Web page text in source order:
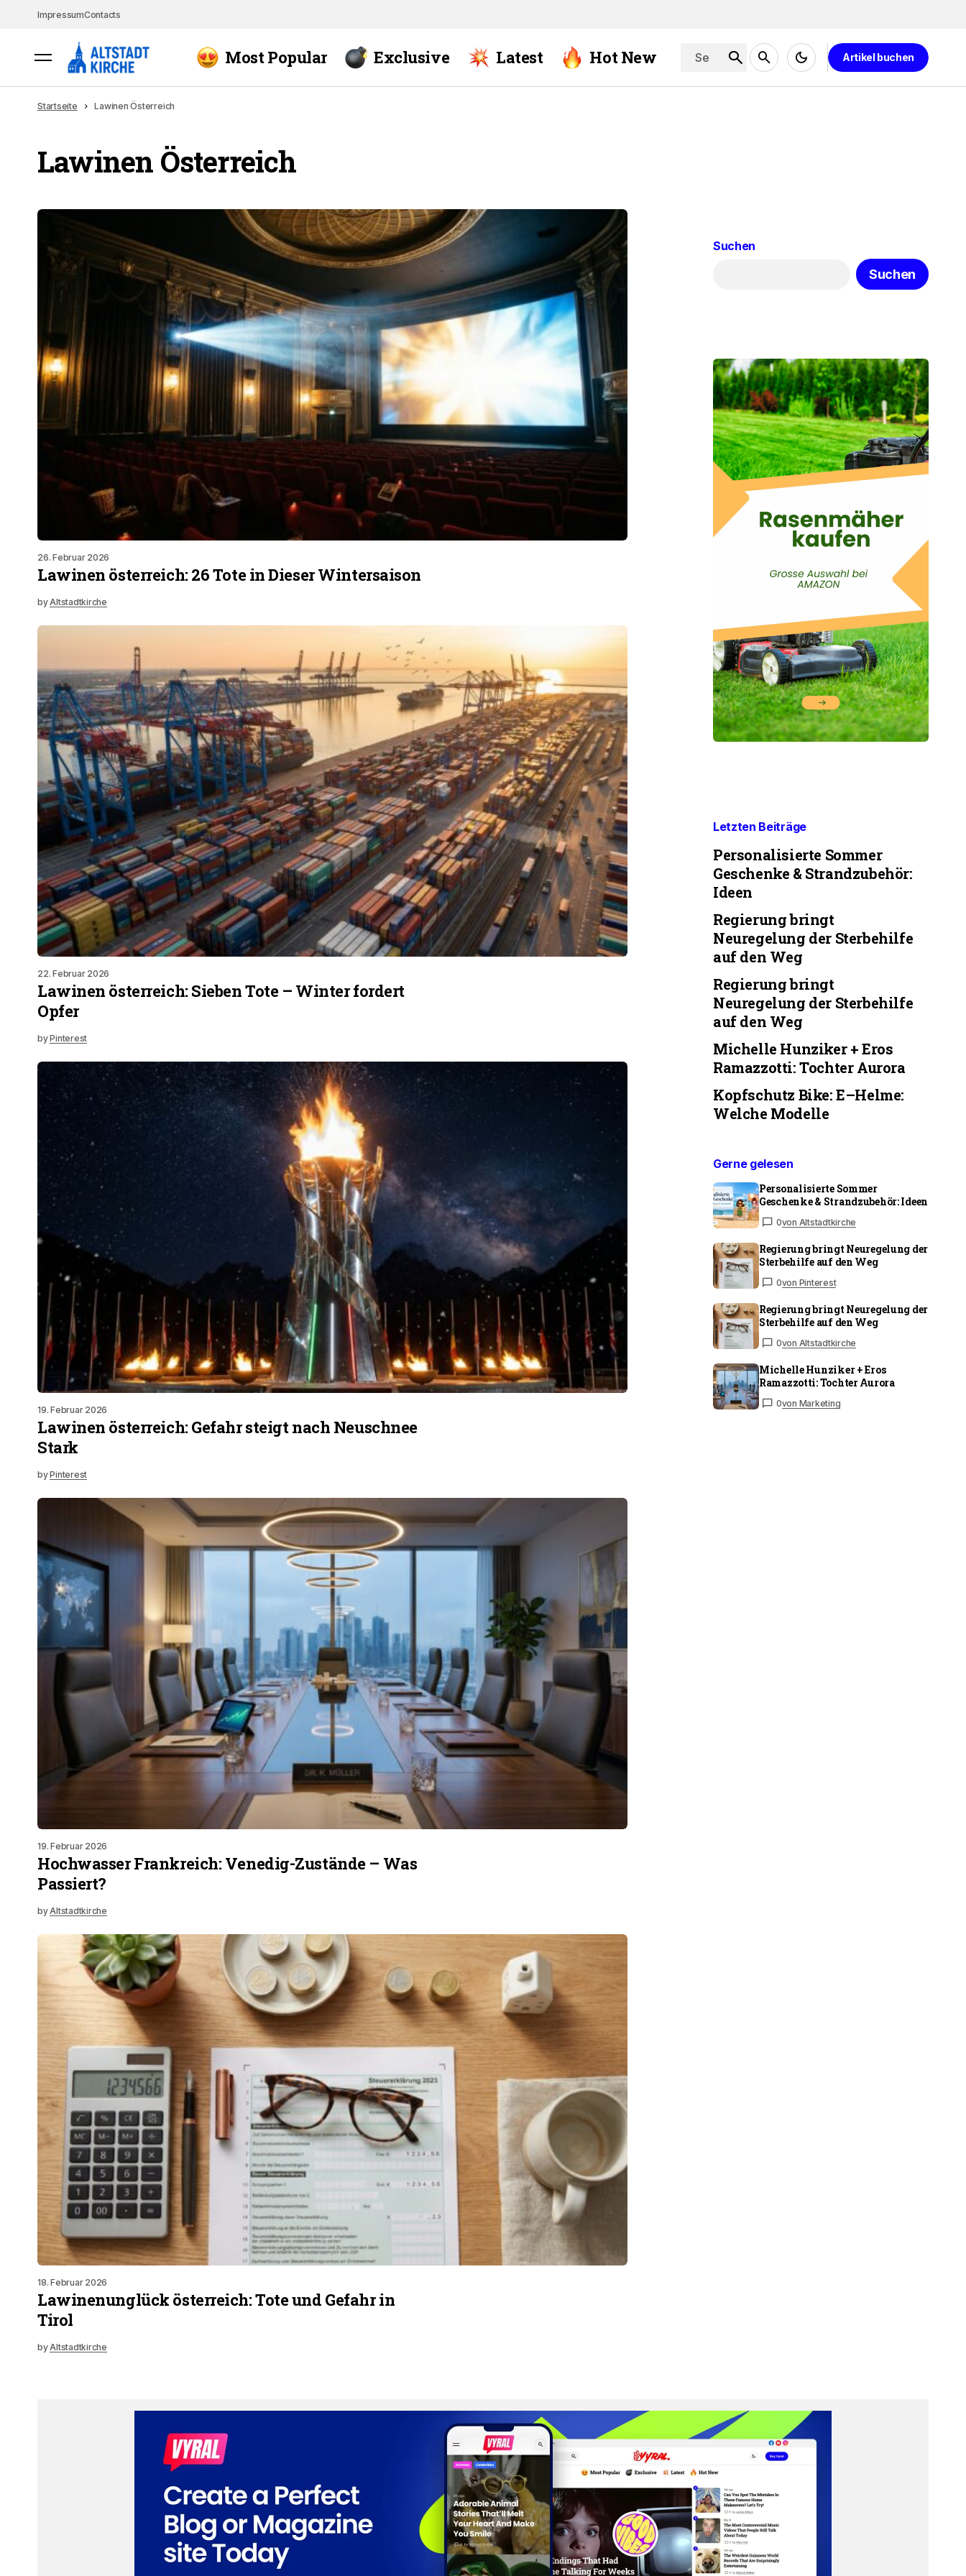
ImpressumContacts
Most Popular Exclusive Latest Hot New Artikel buchen
Startseite Lawinen Österreich
Lawinen Österreich
26. Februar 2026
Lawinen österreich: 26 Tote in Dieser Wintersaison
byAltstadtkirche
22. Februar 2026
Lawinen österreich: Sieben Tote – Winter fordert
Opfer
byPinterest
19. Februar 2026
Lawinen österreich: Gefahr steigt nach Neuschnee
Stark
byPinterest
19. Februar 2026
Hochwasser Frankreich: Venedig-Zustände – Was
Passiert?
byAltstadtkirche
18. Februar 2026
Lawinenunglück österreich: Tote und Gefahr in
Tirol
byAltstadtkirche
Suchen
Suchen
Letzten Beiträge
Personalisierte Sommer
Geschenke & Strandzubehör:
Ideen
Regierung bringt
Neuregelung der Sterbehilfe
auf den Weg
Regierung bringt
Neuregelung der Sterbehilfe
auf den Weg
Michelle Hunziker + Eros
Ramazzotti: Tochter Aurora
Kopfschutz Bike: E–Helme:
Welche Modelle
Gerne gelesen
Personalisierte Sommer
Geschenke & Strandzubehör: Ideen
0von Altstadtkirche
Regierung bringt Neuregelung der
Sterbehilfe auf den Weg
0von Pinterest
Regierung bringt Neuregelung der
Sterbehilfe auf den Weg
0von Altstadtkirche
Michelle Hunziker + Eros
Ramazzotti: Tochter Aurora
0von Marketing